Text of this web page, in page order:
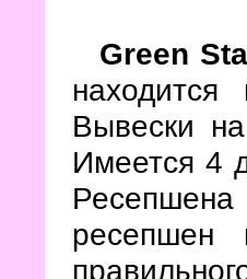
Green
Вывески
Имеется 4
ресепшен